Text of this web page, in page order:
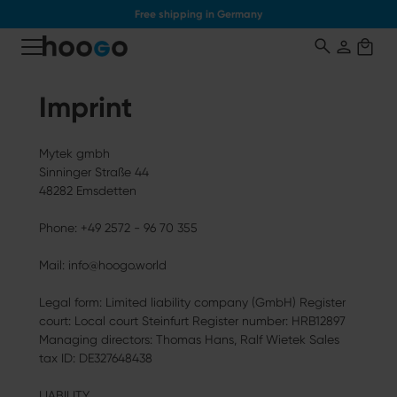
Free shipping in Germany
Imprint
Mytek gmbh
Sinninger Straße 44
48282 Emsdetten
Phone: +49 2572 - 96 70 355
Mail: info@hoogo.world
Legal form: Limited liability company (GmbH) Register
court: Local court Steinfurt Register number: HRB12897
Managing directors: Thomas Hans, Ralf Wietek Sales
tax ID: DE327648438